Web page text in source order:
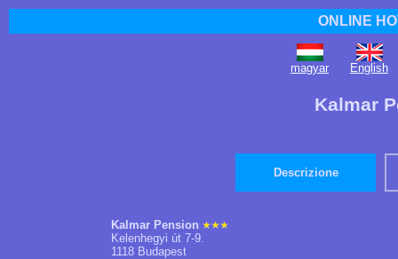
ONLINE
magyar English
Kalmar
Descrizione
Kalmar Pension
Kelenhegyi út 7-9.
1118 Budapest